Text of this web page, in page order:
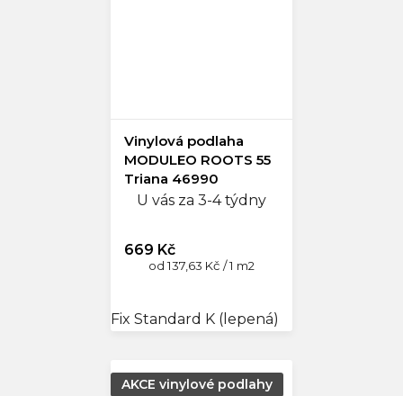
Vinylová podlaha
MODULEO ROOTS 55
Triana 46990
U vás za 3-4 týdny
669 Kč
Měrná
od 137,63 Kč / 1 m2
Fix Standard K (lepená)
AKCE vinylové podlahy